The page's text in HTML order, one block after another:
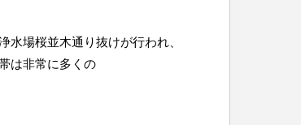
水場桜並木通り抜けが行われ、
は非常に多くの